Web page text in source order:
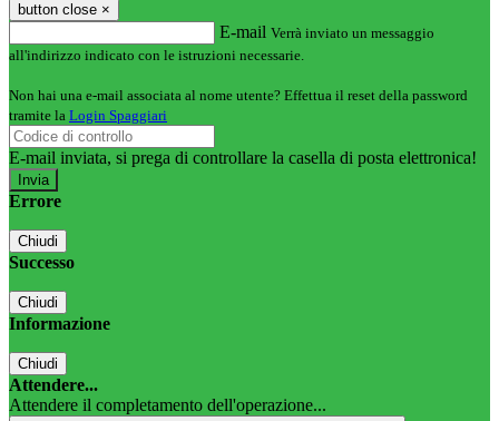
button close ×
E-mail Verrà inviato un messaggio
all'indirizzo indicato con le istruzioni necessarie.
Non hai una e-mail associata al nome utente? Effettua il reset della password
tramite la Login Spaggiari
E-mail inviata, si prega di controllare la casella di posta elettronica!
Errore
Chiudi
Successo
Chiudi
Informazione
Chiudi
Attendere...
Attendere il completamento dell'operazione...